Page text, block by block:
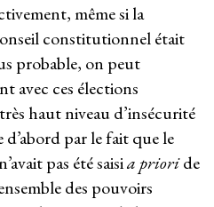
même si la
constitutionnel était
probable, on peut
avec ces élections
haut niveau d’insécurité
par le fait que le
pas été saisia prioride
des pouvoirs